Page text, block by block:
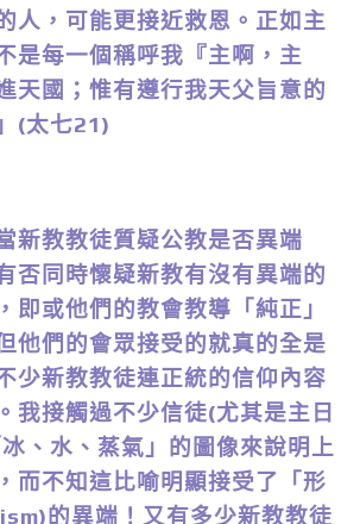
人，可能更接近救恩。正如主
是每一個稱呼我『主啊，主
天國；惟有遵行我天父旨意的
(太七21)
新教教徒質疑公教是否異端
否同時懷疑新教有沒有異端的
即或他們的教會教導「純正」
他們的會眾接受的就真的全是
少新教教徒連正統的信仰內容
我接觸過不少信徒(尤其是主日
、水、蒸氣」的圖像來說明上
而不知這比喻明顯接受了「形
的異端！又有多少新教教徒